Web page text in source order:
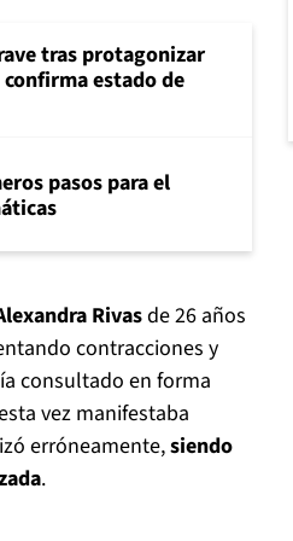
tras protagonizar
estado de
pasos para el
Rivasde 26 años
contracciones y
consultado en forma
vez manifestaba
erróneamente,siendo
.